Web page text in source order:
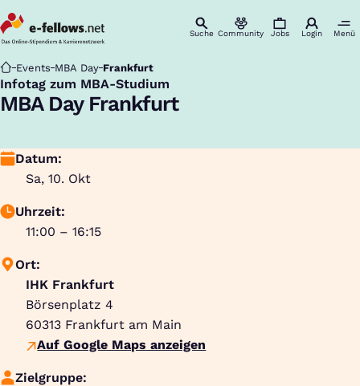
Suche Community Jobs Login Menü
Startseite
Events MBA Day Frankfurt
Infotag zum MBA-Studium
:
MBA Day Frankfurt
Datum:
Sa, 10. Okt
Uhrzeit:
11:00 – 16:15
Ort:
IHK Frankfurt
Börsenplatz 4
60313 Frankfurt am Main
Auf Google Maps anzeigen
Zielgruppe: